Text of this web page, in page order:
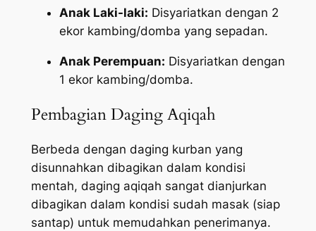
Anak Laki-laki: Disyariatkan dengan 2
ekor kambing/domba yang sepadan.
Anak Perempuan: Disyariatkan dengan
1 ekor kambing/domba.
Pembagian Daging Aqiqah
Berbeda dengan daging kurban yang
disunnahkan dibagikan dalam kondisi
mentah, daging aqiqah sangat dianjurkan
dibagikan dalam kondisi sudah masak (siap
santap) untuk memudahkan penerimanya.